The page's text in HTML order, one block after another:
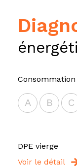
A B C
DPE vierge
Voir le détail